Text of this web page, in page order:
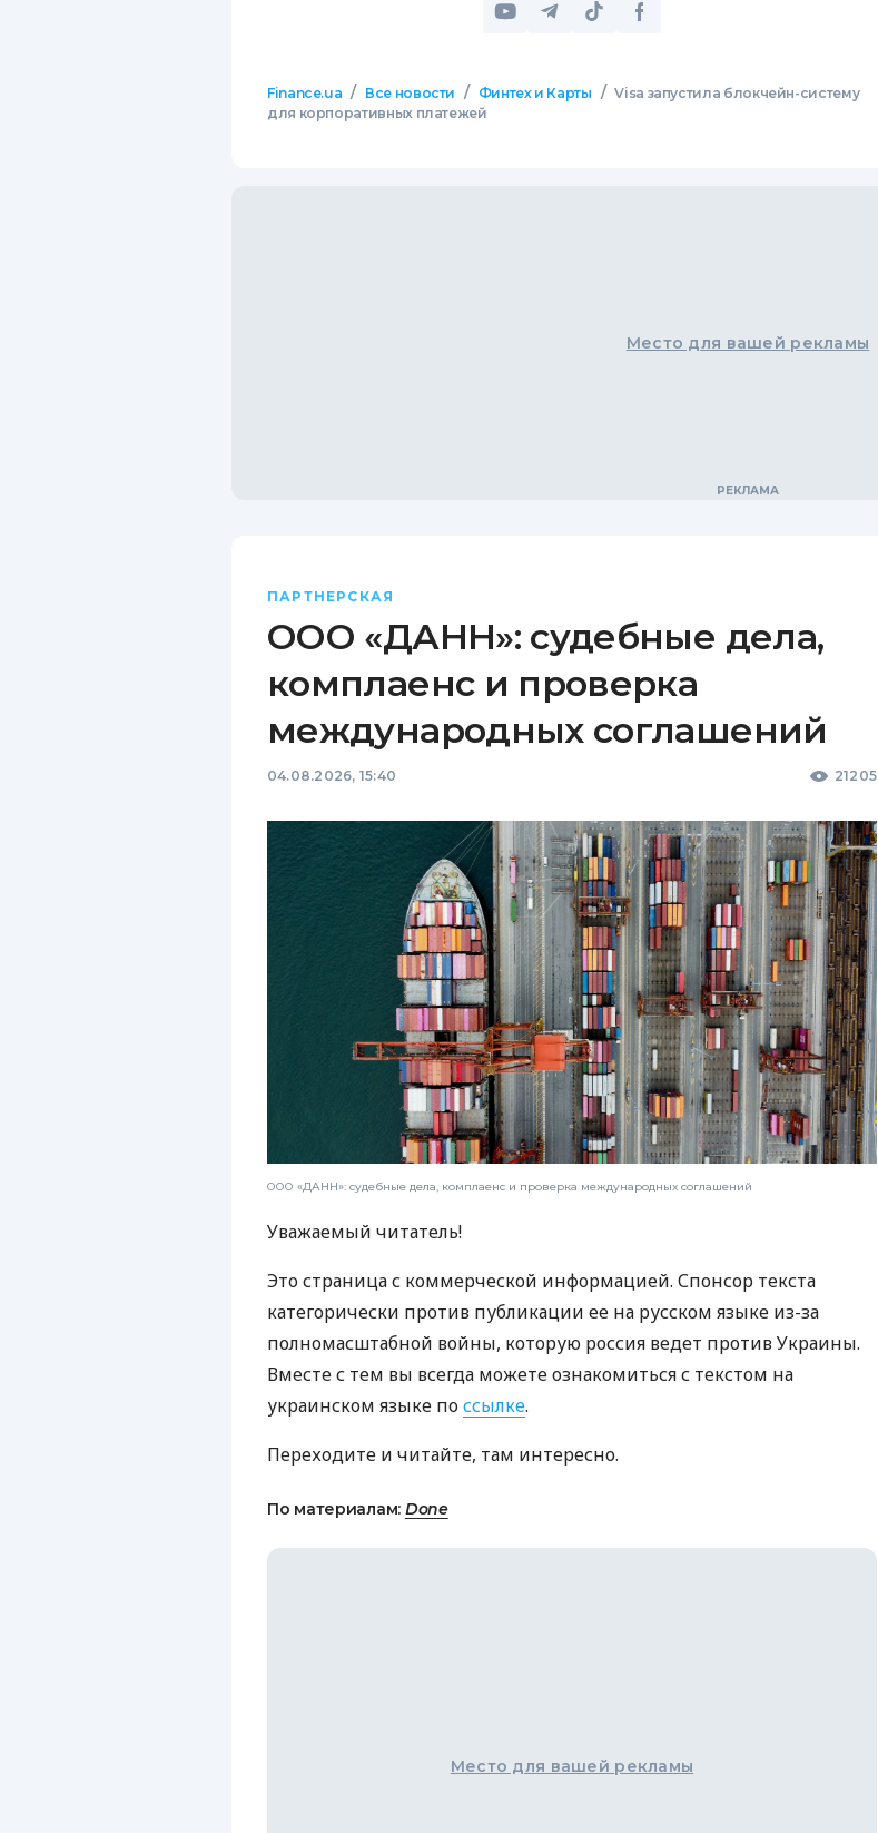
Finance.ua / Все новости / Финтех и Карты / Visa запустила блокчейн-систему
для корпоративных платежей
Место для вашей рекламы
ПАРТНЕРСКАЯ
ООО «ДАНН»: судебные дела,
комплаенс и проверка
международных соглашений
04.08.2026, 15:40 21205
ООО «ДАНН»: судебные дела, комплаенс и проверка международных соглашений
Уважаемый читатель!
Это страница с коммерческой информацией. Спонсор текста
категорически против публикации ее на русском языке из-за
полномасштабной войны, которую россия ведет против Украины.
Вместе с тем вы всегда можете ознакомиться с текстом на
украинском языке поссылке.
Переходите и читайте, там интересно.
По материалам: Done
Место для вашей рекламы